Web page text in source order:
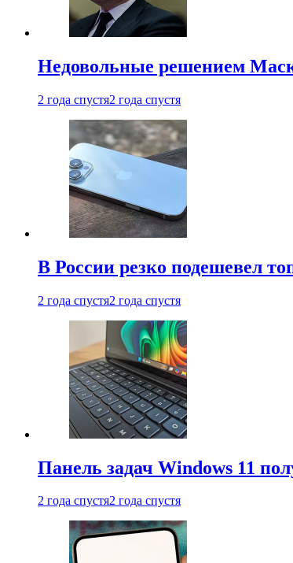
Недовольные решением
2 года спустя2 года спустя
В России резко подешевел
2 года спустя2 года спустя
Панель задач Windows 11
2 года спустя2 года спустя